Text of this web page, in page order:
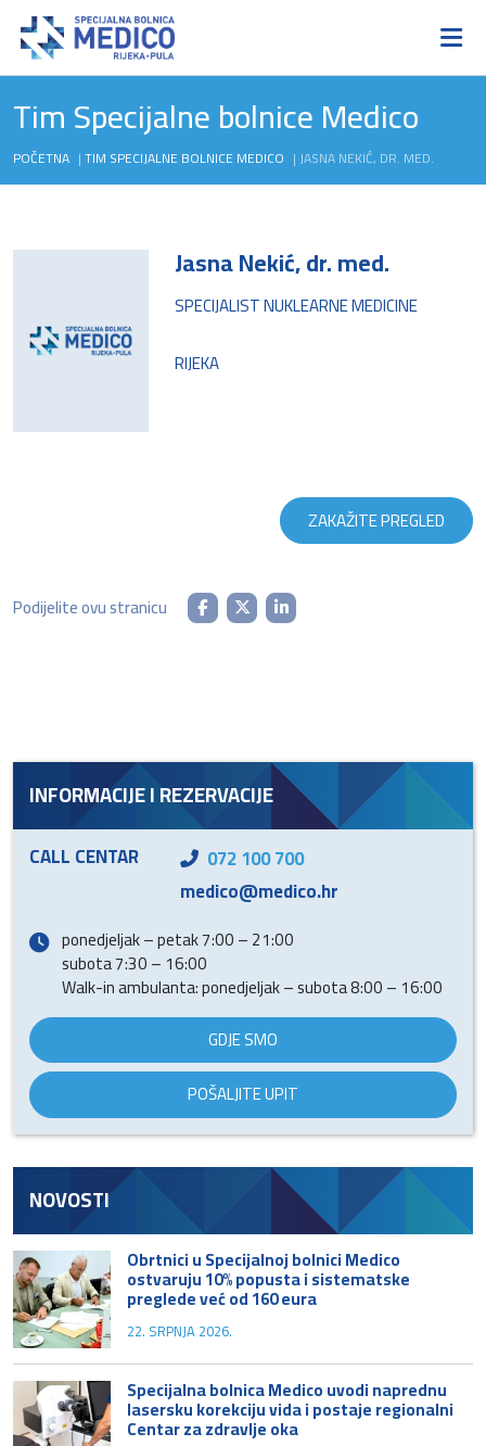
Tim Specijalne bolnice Medico
POČETNA |TIM SPECIJALNE BOLNICE MEDICO |JASNA NEKIĆ, DR. MED.
Jasna Nekić, dr. med.
SPECIJALIST NUKLEARNE MEDICINE
RIJEKA
ZAKAŽITE PREGLED
Podijelite ovu stranicu
INFORMACIJE I REZERVACIJE
CALL CENTAR
072 100 700
medico@medico.hr
ponedjeljak – petak 7:00 – 21:00
subota 7:30 – 16:00
Walk-in ambulanta: ponedjeljak – subota 8:00 – 16:00
GDJE SMO
POŠALJITE UPIT
NOVOSTI
Obrtnici u Specijalnoj bolnici Medico
ostvaruju 10% popusta i sistematske
preglede već od 160 eura
22. SRPNJA 2026.
Specijalna bolnica Medico uvodi naprednu
lasersku korekciju vida i postaje regionalni
Centar za zdravlje oka